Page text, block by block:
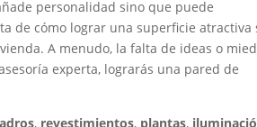
personalidad sino que puede
de cómo lograr una superficie atractiva
A menudo, la falta de ideas o
experta, lograrás una pared de
, revestimientos, plantas,